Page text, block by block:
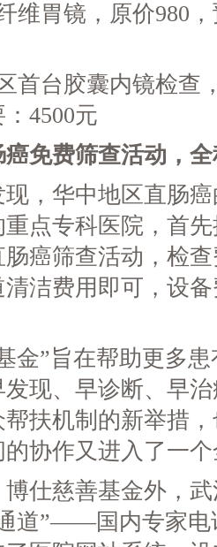
胃镜，原价980，
台胶囊内镜检查
4500元
免费筛查活动，
华中地区直肠癌
点专科医院，首
癌筛查活动，检
洁费用即可，设
”旨在帮助更多患
现、早诊断、早
扶机制的新举措
协作又进入了一
慈善基金外，武
道”——国内专家电